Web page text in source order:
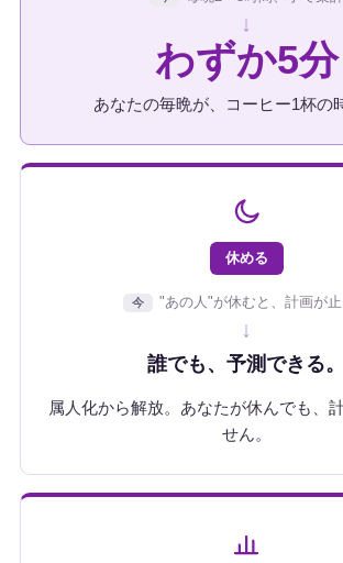
↓
わずか5分
あなたの毎晩が、コーヒー1杯の
休める
今 "あの人"が休むと、計画が
↓
誰でも、予測できる。
属人化から解放。あなたが休んでも、
せん。